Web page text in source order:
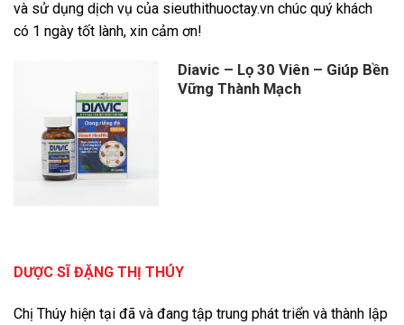
và sử dụng dịch vụ của sieuthithuoctay.vn chúc quý khách
có 1 ngày tốt lành, xin cảm ơn!
Diavic – Lọ 30 Viên – Giúp Bền
Vững Thành Mạch
DƯỢC SĨ ĐẶNG THỊ THÚY
Chị Thúy hiện tại đã và đang tập trung phát triển và thành lập